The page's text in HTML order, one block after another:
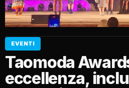
EVENTI
Taomoda
eccellenza,